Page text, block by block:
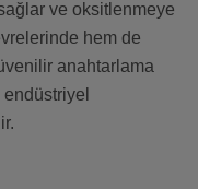
ve oksitlenmeye
hem de
anahtarlama
endüstriyel